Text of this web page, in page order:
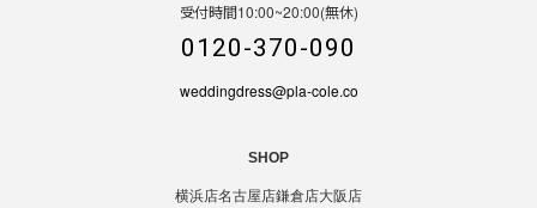
受付時間10:00~20:00(無休)
0120-370-090
weddingdress@pla-cole.co
SHOP
横浜店名古屋店鎌倉店大阪店